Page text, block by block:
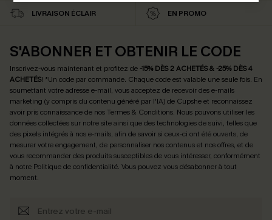
LIVRAISON ÉCLAIR EN PROMO
S'ABONNER ET OBTENIR LE CODE
Inscrivez-vous maintenant et profitez de -15% DÈS 2 ACHETÉS & -25% DÈS 4
ACHETÉS! *Un code par commande. Chaque code est valable une seule fois. En
soumettant votre adresse e-mail, vous acceptez de recevoir des e-mails
marketing (y compris du contenu généré par l'IA) de Cupshe et reconnaissez
avoir pris connaissance de nosTermes & Conditions. Nous pouvons utiliser les
données collectées sur notre site ainsi que des technologies de suivi, telles que
des pixels intégrés à nos e-mails, afin de savoir si ceux-ci ont été ouverts, de
mesurer votre engagement, de personnaliser nos contenus et nos offres, et de
vous recommander des produits susceptibles de vous intéresser, conformément
à notre Politique de confidentialité. Vous pouvez vous désabonner à tout
moment.